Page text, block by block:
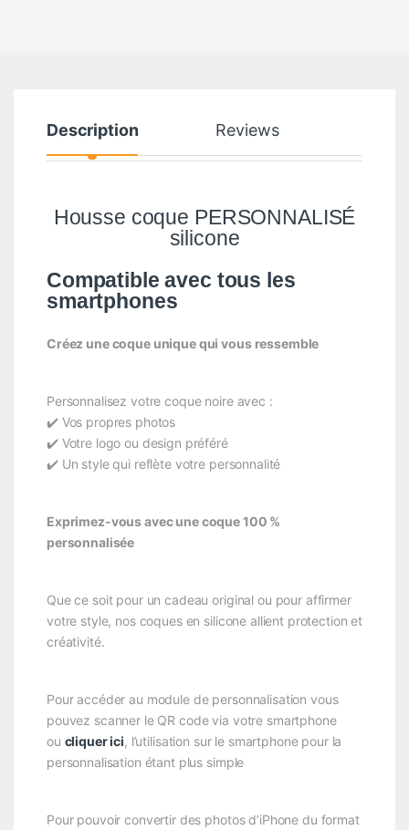
Description Reviews
Housse coque PERSONNALISÉ
silicone
Compatible avec tous les
smartphones
Créez une coque unique qui vous ressemble
Personnalisez votre coque noire avec :
✔️ Vos propres photos
✔️ Votre logo ou design préféré
✔️ Un style qui reflète votre personnalité
Exprimez-vous avec une coque 100 %
personnalisée
Que ce soit pour un cadeau original ou pour affirmer
votre style, nos coques en silicone allient protection et
créativité.
Pour accéder au module de personnalisation vous
pouvez scanner le QR code via votre smartphone
ou cliquer ici, l’utilisation sur le smartphone pour la
personnalisation étant plus simple
Pour pouvoir convertir des photos d’iPhone du format